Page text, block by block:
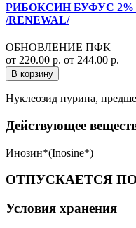
РИБОКСИН БУФУС 2%
/RENEWAL/
ОБНОВЛЕНИЕ ПФК
от 220.00 р. от 244.00 р.
В корзину
Нуклеозид пурина,
Действующее
Инозин*(Inosine*)
ОТПУСКАЕТСЯ
Условия хранения